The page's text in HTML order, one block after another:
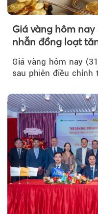
Giá vàng hôm nay
nhẫn đồng loạt
Giá vàng hôm nay
sau phiên điều chỉnh